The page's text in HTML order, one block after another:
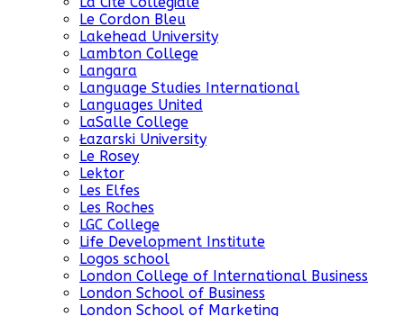
Le Cordon Bleu
Lakehead University
Lambton College
Langara
Language Studies International
Languages United
LaSalle College
Łazarski University
Le Rosey
Lektor
Les Elfes
Les Roches
LGC College
Life Development Institute
Logos school
London College of International Business
London School of Business
London School of Marketing